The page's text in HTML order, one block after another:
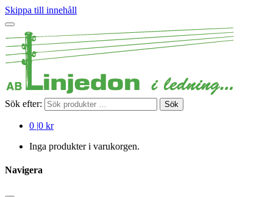
Skippa till innehåll
Sök efter: Sök
0 |0 kr
Inga produkter i varukorgen.
Navigera